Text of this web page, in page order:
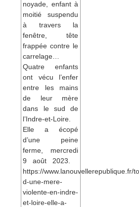
noyade, enfant à
moitié suspendu
à travers la
fenêtre, tête
frappée contre le
carrelage…
Quatre enfants
ont vécu l’enfer
entre les mains
de leur mère
dans le sud de
l’Indre-et-Loire.
Elle a écopé
d’une peine
ferme, mercredi
9 août 2023.
https://www.lanouvellerepublique.fr/
d-une-mere-
violente-en-indre-
et-loire-elle-a-